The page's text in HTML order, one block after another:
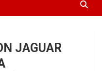
JAGUAR